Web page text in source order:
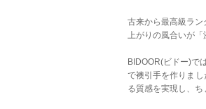
古来から最高級ラ
上がりの風合いが「
BIDOOR(ビドー)で
で襖引手を作りま
る質感を実現し、ち